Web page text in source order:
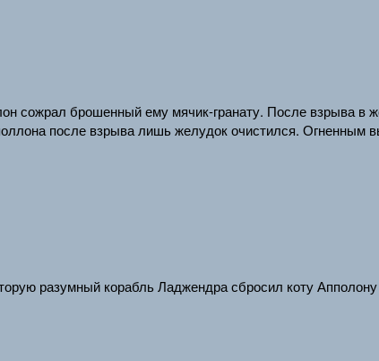
сожрал брошенный ему мячик-гранату. После взрыва в
после взрыва лишь желудок очистился. Огненным
разумный корабль Ладжендра сбросил коту